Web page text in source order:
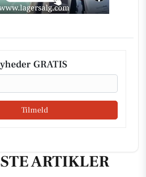
GRATIS
Tilmeld
ARTIKLER